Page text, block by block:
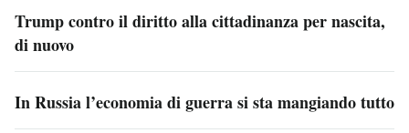
Trump contro il diritto alla cittadinanza per nascita,
di nuovo
In Russia l’economia di guerra si sta mangiando tutto